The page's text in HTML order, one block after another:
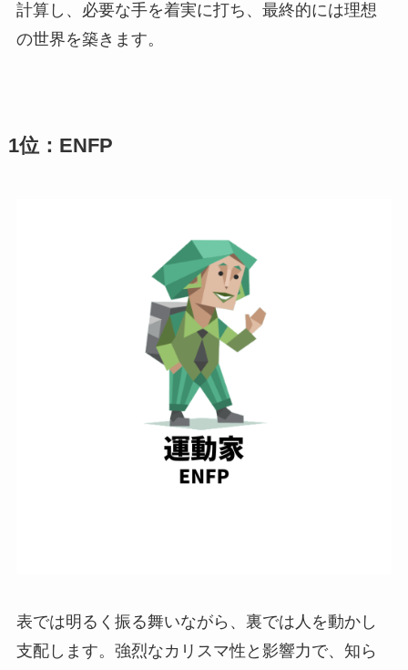
計算し、必要な手を着実に打ち、最終的には理想
の世界を築きます。
1位：ENFP
表では明るく振る舞いながら、裏では人を動かし
支配します。強烈なカリスマ性と影響力で、知ら